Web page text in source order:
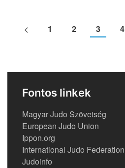
1 2 3 4
Fontos linkek
Magyar Judo Szövetség
European Judo Union
Ippon.org
International Judo Federation
Judoinfo